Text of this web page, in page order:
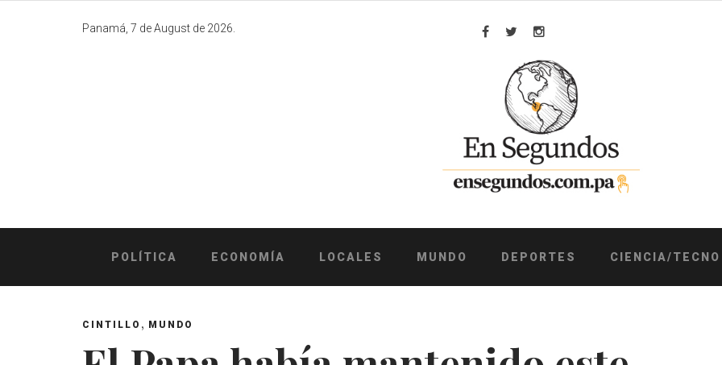
Panamá, 7 de August de 2026.
Facebook
TwitterInstagram
POLÍTICA ECONOMÍA LOCALES MUNDO DEPORTES CIENCIA/TECNO
CINTILLO , MUNDO